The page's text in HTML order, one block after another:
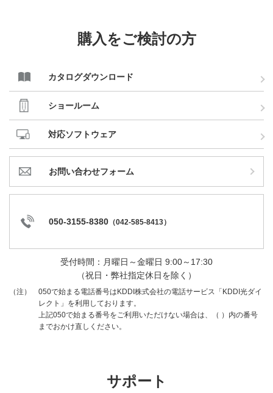
購入をご検討の方
カタログダウンロード
ショールーム
対応ソフトウェア
お問い合わせフォーム
050-3155-8380 （042-585-8413）
受付時間：月曜日～金曜日 9:00～17:30
（祝日・弊社指定休日を除く）
（注）
050で始まる電話番号はKDDI株式会社の電話サービス「KDDI光ダイ
レクト」を利用しております。
上記050で始まる番号をご利用いただけない場合は、（ ）内の番号
までおかけ直しください。
サポート